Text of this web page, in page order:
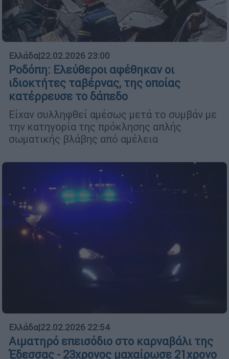
Ελλάδα|22.02.2026 23:00
Ροδόπη: Ελεύθεροι αφέθηκαν οι
ιδιοκτήτες ταβέρνας, της οποίας
κατέρρευσε το δάπεδο
Είχαν συλληφθεί αμέσως μετά το συμβάν με
την κατηγορία της πρόκλησης απλής
σωματικής βλάβης από αμέλεια
Ελλάδα|22.02.2026 22:54
Αιματηρό επεισόδιο στο καρναβάλι της
Έδεσσας - 23χρονος μαχαίρωσε 21χρονο